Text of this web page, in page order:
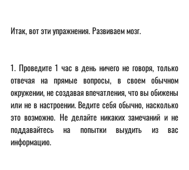
Итак, вот эти упражнения. Развиваем мозг.
1. Проведите 1 час в день ничего не говоря, только
отвечая на прямые вопросы, в своем обычном
окружении, не создавая впечатления, что вы обижены
или не в настроении. Ведите себя обычно, насколько
это возможно. Не делайте никаких замечаний и не
поддавайтесь на попытки выудить из вас
информацию.